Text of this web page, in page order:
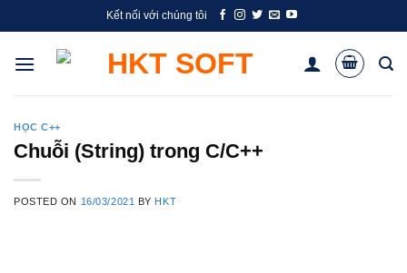
to
content
Kết nối với chúng tôi
HỌC C++
Chuỗi (String) trong C/C++
POSTED ON 16/03/2021 BY HKT